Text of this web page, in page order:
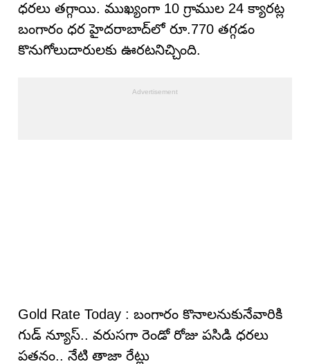
ధరలు తగ్గాయి. ముఖ్యంగా 10 గ్రాముల 24 క్యారట్ల
బంగారం ధర హైదరాబాద్‌లో రూ.770 తగ్గడం
కొనుగోలుదారులకు ఊరటనిచ్చింది.
Gold Rate Today : బంగారం కొనాలనుకునేవారికి
గుడ్ న్యూస్.. వరుసగా రెండో రోజు పసిడి ధరలు
పతనం.. నేటి తాజా రేట్లు